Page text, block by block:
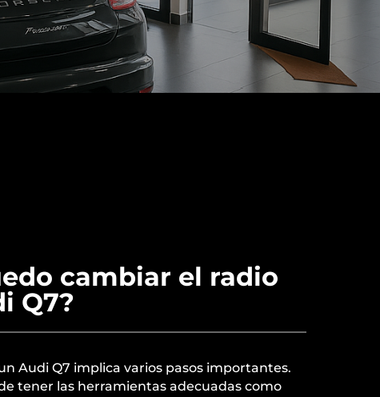
cambiar el radio
Q7?
Audi Q7 implica varios pasos importantes.
tener las herramientas adecuadas como